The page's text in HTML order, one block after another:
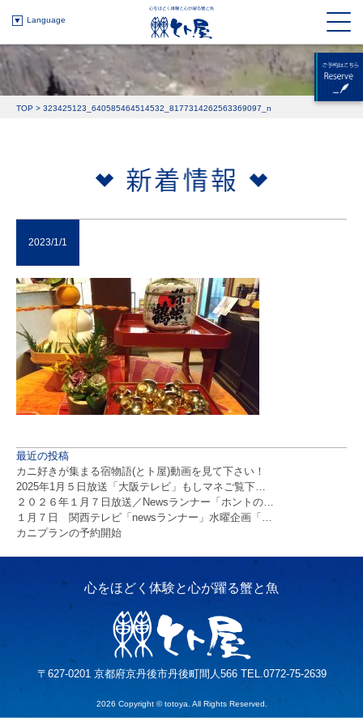
Language
TOP > 323425123_640585464514532_8177314262563369097_n
2023/1/1
最近の投稿
カニ好きが集まる宿物語(とト屋)動画を見て下さい！
2025年1月５日放送「大阪テレビ」もしマネご覧下…
２０２６年１月７日放送／Newsランナー「ホントの…
１月７日 関西テレビ「newsランナー」水曜企画「…
カニプランの予約開始
〒627-0201 京都府京丹後市丹後町間人566 TEL.0772-75-2639
2026 Copyright © totoya. All Rights Reserved.